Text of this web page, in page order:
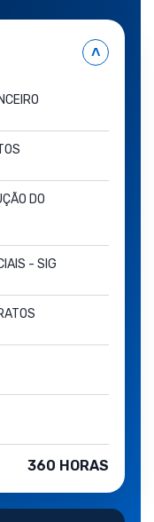
˄
DO
- SIG
360 HORAS